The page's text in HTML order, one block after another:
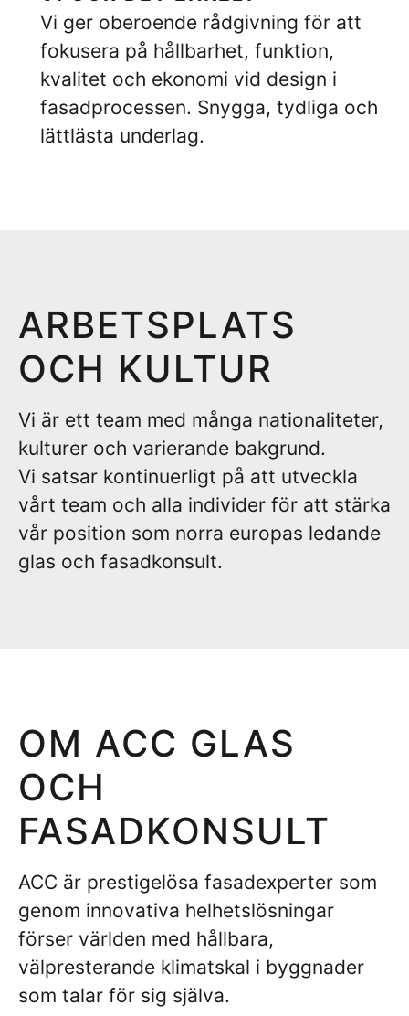
Vi ger oberoende rådgivning för att
fokusera på hållbarhet, funktion,
kvalitet och ekonomi vid design i
fasadprocessen. Snygga, tydliga och
lättlästa underlag.
ARBETSPLATS
OCH KULTUR
Vi är ett team med många nationaliteter,
kulturer och varierande bakgrund.
Vi satsar kontinuerligt på att utveckla
vårt team och alla individer för att stärka
vår position som norra europas ledande
glas och fasadkonsult.
OM ACC GLAS
OCH
FASADKONSULT
ACC är prestigelösa fasadexperter som
genom innovativa helhetslösningar
förser världen med hållbara,
välpresterande klimatskal i byggnader
som talar för sig själva.